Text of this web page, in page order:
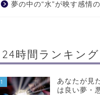
夢の中の“水”が映す感情
24時間ランキング
1
あなたが見
は良い夢・